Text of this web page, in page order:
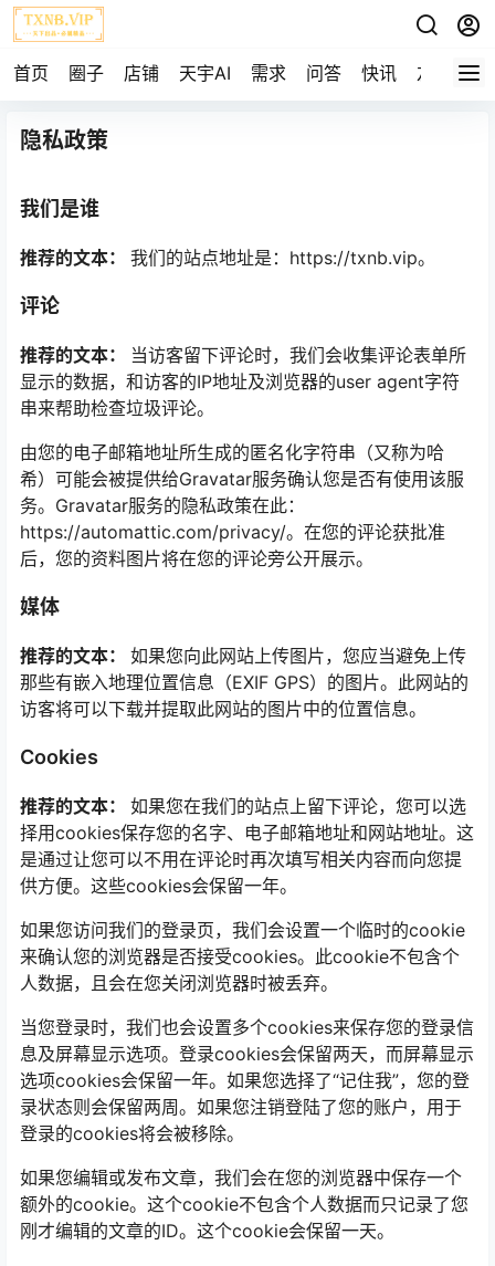
首页 圈子 店铺 天宇AI 需求 问答 快讯 友链
隐私政策
我们是谁
推荐的文本： 我们的站点地址是：https://txnb.vip。
评论
推荐的文本： 当访客留下评论时，我们会收集评论表单所
显示的数据，和访客的IP地址及浏览器的user agent字符
串来帮助检查垃圾评论。
由您的电子邮箱地址所生成的匿名化字符串（又称为哈
希）可能会被提供给Gravatar服务确认您是否有使用该服
务。Gravatar服务的隐私政策在此：
https://automattic.com/privacy/。在您的评论获批准
后，您的资料图片将在您的评论旁公开展示。
媒体
推荐的文本： 如果您向此网站上传图片，您应当避免上传
那些有嵌入地理位置信息（EXIF GPS）的图片。此网站的
访客将可以下载并提取此网站的图片中的位置信息。
Cookies
推荐的文本： 如果您在我们的站点上留下评论，您可以选
择用cookies保存您的名字、电子邮箱地址和网站地址。这
是通过让您可以不用在评论时再次填写相关内容而向您提
供方便。这些cookies会保留一年。
如果您访问我们的登录页，我们会设置一个临时的cookie
来确认您的浏览器是否接受cookies。此cookie不包含个
人数据，且会在您关闭浏览器时被丢弃。
当您登录时，我们也会设置多个cookies来保存您的登录信
息及屏幕显示选项。登录cookies会保留两天，而屏幕显示
选项cookies会保留一年。如果您选择了“记住我”，您的登
录状态则会保留两周。如果您注销登陆了您的账户，用于
登录的cookies将会被移除。
如果您编辑或发布文章，我们会在您的浏览器中保存一个
额外的cookie。这个cookie不包含个人数据而只记录了您
刚才编辑的文章的ID。这个cookie会保留一天。